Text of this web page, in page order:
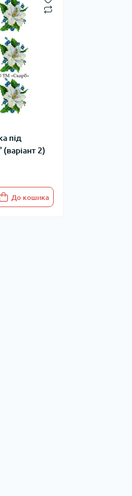
під
2)
До кошика